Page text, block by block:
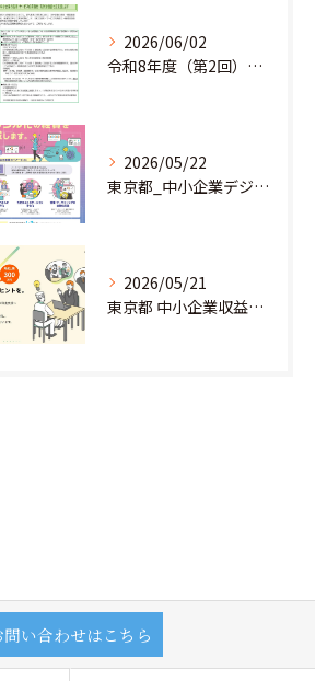
2026/06/02
令和8年度（第2回）明日にチャレンジ中小企業基盤強化事業助成金のお知らせ
2026/05/22
東京都_中小企業デジタル導入促進補助事業のお知らせ
2026/05/21
東京都 中小企業収益力強化サポート事業
問い合わせはこちら